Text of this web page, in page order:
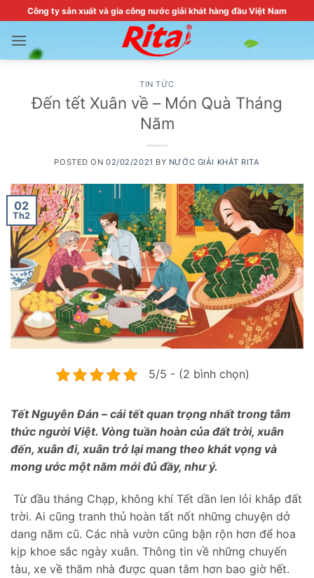
to
content
Công ty sản xuất và gia công nước giải khát hàng đầu Việt Nam
TIN TỨC
Đến tết Xuân về – Món Quà Tháng
Năm
POSTED ON02/02/2021 BY NƯỚC GIẢI KHÁT RITA
02
Th2
5/5 - (2 bình chọn)
Tết Nguyên Đán – cái tết quan trọng nhất trong tâm
thức người Việt. Vòng tuần hoàn của đất trời, xuân
đến, xuân đi, xuân trở lại mang theo khát vọng và
mong ước một năm mới đủ đầy, như ý.
Từ đầu tháng Chạp, không khí Tết dần len lỏi khắp đất
trời. Ai cũng tranh thủ hoàn tất nốt những chuyện dở
dang năm cũ. Các nhà vườn cũng bận rộn hơn để hoa
kịp khoe sắc ngày xuân. Thông tin về những chuyến
tàu, xe về thăm nhà được quan tâm hơn bao giờ hết.